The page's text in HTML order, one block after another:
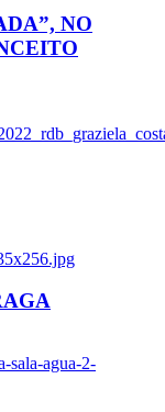
NO
sala-agua-2-